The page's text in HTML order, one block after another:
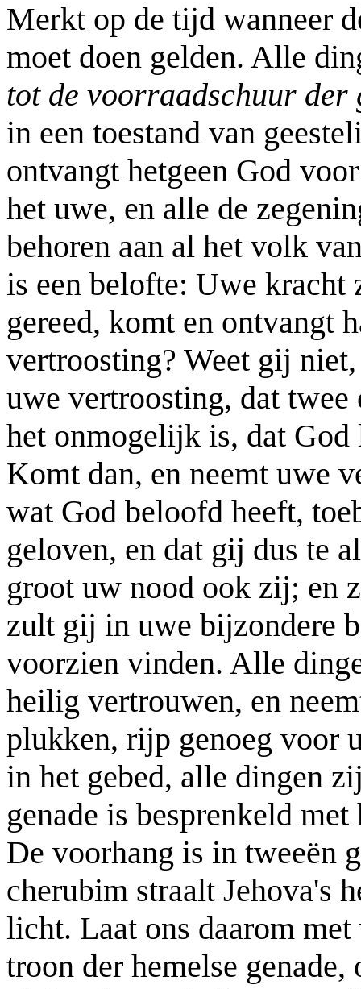
Merkt op de tijd wanneer
moet doen gelden. Alle
tot de voorraadschuur der
in een toestand van
ontvangt hetgeen God
het uwe, en alle de
behoren aan al het volk
is een belofte: Uwe
gereed, komt en ontvangt
vertroosting? Weet gij
uwe vertroosting, dat
het onmogelijk is, dat
Komt dan, en neemt uwe
wat God beloofd heeft,
geloven, en dat gij dus te
groot uw nood ook zij; en
zult gij in uwe bijzondere
voorzien vinden. Alle
heilig vertrouwen, en
plukken, rijp genoeg voor
in het gebed, alle dingen
genade is besprenkeld
De voorhang is in tweeën
cherubim straalt Jehova's
licht. Laat ons daarom
troon der hemelse